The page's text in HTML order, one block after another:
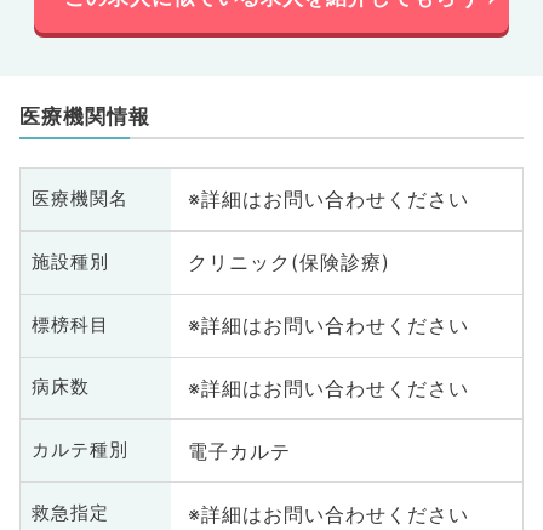
医療機関情報
医療機関名 ※詳細はお問い合わせください
施設種別 クリニック(保険診療)
標榜科目 ※詳細はお問い合わせください
病床数 ※詳細はお問い合わせください
カルテ種別 電子カルテ
救急指定 ※詳細はお問い合わせください